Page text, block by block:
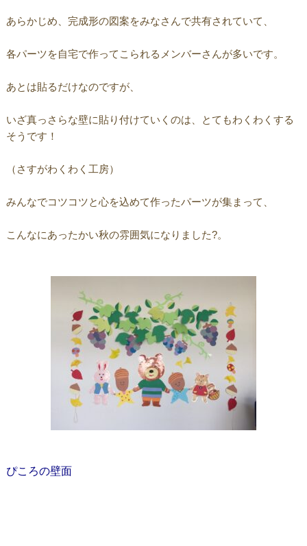
あらかじめ、完成形の図案をみなさんで共有されていて、
各パーツを自宅で作ってこられるメンバーさんが多いです。
あとは貼るだけなのですが、
いざ真っさらな壁に貼り付けていくのは、とてもわくわくする
そうです！
（さすがわくわく工房）
みんなでコツコツと心を込めて作ったパーツが集まって、
こんなにあったかい秋の雰囲気になりました?。
ぴころの壁面